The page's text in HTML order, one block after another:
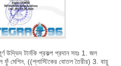
উদ্ভিদ টার্নকি প্রকল্প প্রদান সহঃ 1. জল
ফুঁ মেশিন, ((প্লাস্টিকের বোতল তৈরীর) 3. বায়ু